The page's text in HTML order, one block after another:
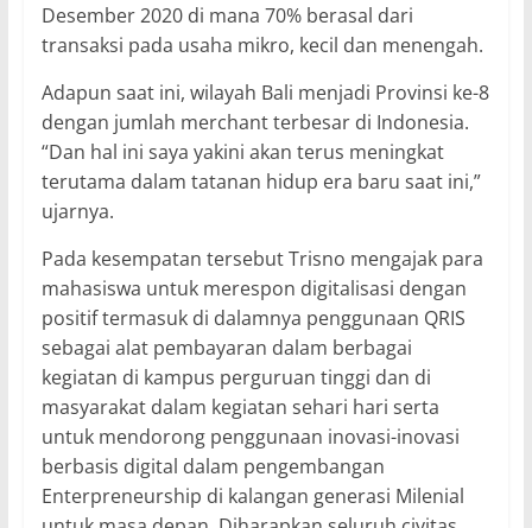
Desember 2020 di mana 70% berasal dari
transaksi pada usaha mikro, kecil dan menengah.
Adapun saat ini, wilayah Bali menjadi Provinsi ke-8
dengan jumlah merchant terbesar di Indonesia.
“Dan hal ini saya yakini akan terus meningkat
terutama dalam tatanan hidup era baru saat ini,”
ujarnya.
Pada kesempatan tersebut Trisno mengajak para
mahasiswa untuk merespon digitalisasi dengan
positif termasuk di dalamnya penggunaan QRIS
sebagai alat pembayaran dalam berbagai
kegiatan di kampus perguruan tinggi dan di
masyarakat dalam kegiatan sehari hari serta
untuk mendorong penggunaan inovasi-inovasi
berbasis digital dalam pengembangan
Enterpreneurship di kalangan generasi Milenial